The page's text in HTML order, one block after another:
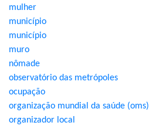
mulher
município
município
muro
nômade
observatório das metrópoles
ocupação
organização mundial da saúde (oms)
organizador local